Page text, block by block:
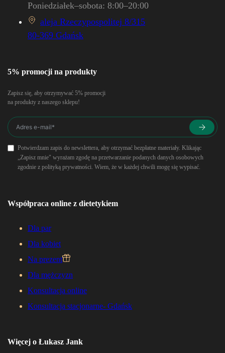
Poniedziałek–sobota: 8:00–20:00
aleja Rzeczypospolitej 8/315
80-369 Gdańsk
Współpraca online z dietetykiem
Dla par
Dla kobiet
Na prezent
Dla mężczyzn
Konsultacja online
Konsultacja stacjonarne- Gdańsk
Więcej o Łukasz Jank
5% promocji na produkty
Zapisz się, aby otrzymywać 5% promocji
na produkty z naszego sklepu!
Potwierdzam zapis do newslettera, aby otrzymać bezpłatne materiały. Klikając
„Zapisz mnie" wyrażam zgodę na przetwarzanie podanych danych osobowych
zgodnie z polityką prywatności. Wiem, że w każdej chwili mogę się wypisać.